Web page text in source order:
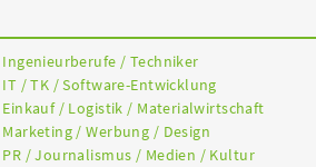
/ Techniker
/ TK / Software-Entwicklung
/ Logistik / Materialwirtschaft
/ Werbung / Design
/ Journalismus / Medien / Kultur